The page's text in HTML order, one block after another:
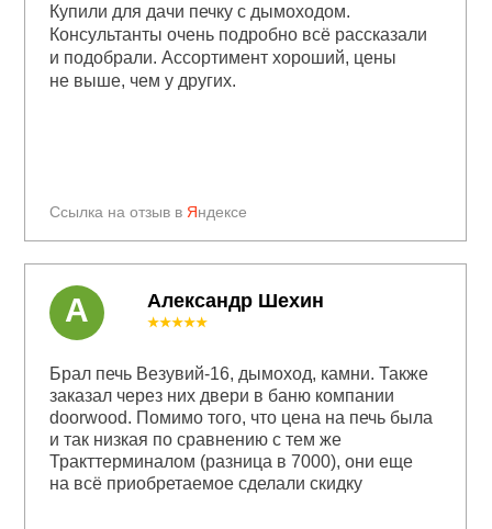
Ссылка на отзыв в Яндексе
Купили для дачи печку с дымоходом.
Консультанты очень подробно всё рассказали
и подобрали. Ассортимент хороший, цены
не выше, чем у других.
Александр Шехин
★★★★★
Брал печь Везувий-16, дымоход, камни. Также
заказал через них двери в баню компании
doorwood. Помимо того, что цена на печь была
и так низкая по сравнению с тем же
Тракттерминалом (разница в 7000), они еще
на всё приобретаемое сделали скидку
А